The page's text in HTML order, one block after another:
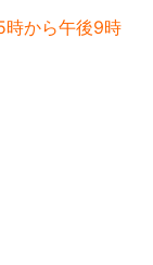
時から午後9時